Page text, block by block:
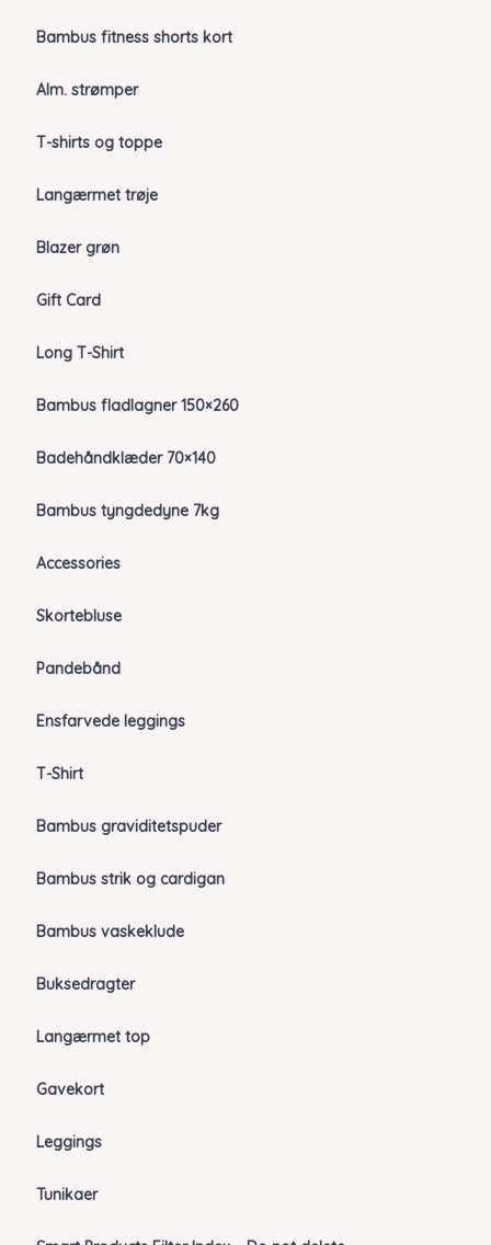
Bambus fitness shorts kort
Alm. strømper
T-shirts og toppe
Langærmet trøje
Blazer grøn
Gift Card
Long T-Shirt
Bambus fladlagner 150×260
Badehåndklæder 70×140
Bambus tyngdedyne 7kg
Accessories
Skortebluse
Pandebånd
Ensfarvede leggings
T-Shirt
Bambus graviditetspuder
Bambus strik og cardigan
Bambus vaskeklude
Buksedragter
Langærmet top
Gavekort
Leggings
Tunikaer